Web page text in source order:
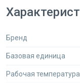
Бренд
Базовая единица
Рабочая температура